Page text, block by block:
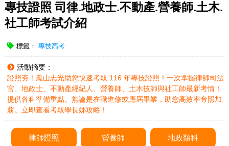
專技證照 司律.地政士.不動產.營養師.土木.
社工師考試介紹
標籤： 專技高考
活動摘要：
證照夯！鳳山志光助您快速考取 116 年專技證照！一次掌握律師司法
官、地政士、不動產經紀人、營養師、土木技師與社工師最新考情！
提供各科準備重點。無論是在職進修或應屆畢業，助您高效率奪照加
薪。立即查看考取學長姊攻略！
律師證照 營養師 地政類科